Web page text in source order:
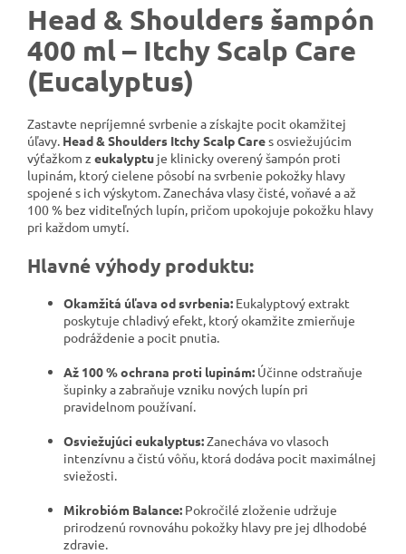
Head & Shoulders šampón
400 ml – Itchy Scalp Care
(Eucalyptus)
Zastavte nepríjemné svrbenie a získajte pocit okamžitej
úľavy. Head & Shoulders Itchy Scalp Cares osviežujúcim
výťažkom z eukalyptu je klinicky overený šampón proti
lupinám, ktorý cielene pôsobí na svrbenie pokožky hlavy
spojené s ich výskytom. Zanecháva vlasy čisté, voňavé a až
100 % bez viditeľných lupín, pričom upokojuje pokožku hlavy
pri každom umytí.
Hlavné výhody produktu:
Okamžitá úľava od svrbenia: Eukalyptový extrakt
poskytuje chladivý efekt, ktorý okamžite zmierňuje
podráždenie a pocit pnutia.
Až 100 % ochrana proti lupinám: Účinne odstraňuje
šupinky a zabraňuje vzniku nových lupín pri
pravidelnom používaní.
Osviežujúci eukalyptus:Zanecháva vo vlasoch
intenzívnu a čistú vôňu, ktorá dodáva pocit maximálnej
sviežosti.
Mikrobióm Balance: Pokročilé zloženie udržuje
prirodzenú rovnováhu pokožky hlavy pre jej dlhodobé
zdravie.